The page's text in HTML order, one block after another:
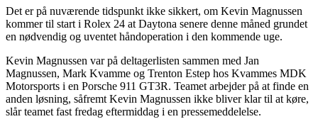
Det er på nuværende tidspunkt ikke sikkert, om Kevin Magnussen
kommer til start i Rolex 24 at Daytona senere denne måned grundet
en nødvendig og uventet håndoperation i den kommende uge.
Kevin Magnussen var på deltagerlisten sammen med Jan
Magnussen, Mark Kvamme og Trenton Estep hos Kvammes MDK
Motorsports i en Porsche 911 GT3R. Teamet arbejder på at finde en
anden løsning, såfremt Kevin Magnussen ikke bliver klar til at køre,
slår teamet fast fredag eftermiddag i en pressemeddelelse.